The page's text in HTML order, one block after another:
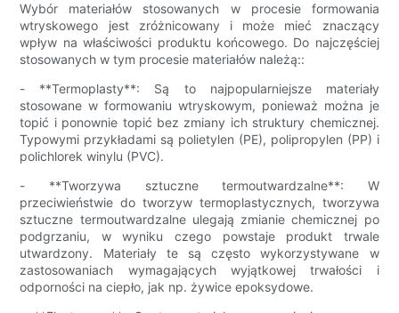
Wybór materiałów stosowanych w procesie formowania
wtryskowego jest zróżnicowany i może mieć znaczący
wpływ na właściwości produktu końcowego. Do najczęściej
stosowanych w tym procesie materiałów należą::
- **Termoplasty**: Są to najpopularniejsze materiały
stosowane w formowaniu wtryskowym, ponieważ można je
topić i ponownie topić bez zmiany ich struktury chemicznej.
Typowymi przykładami są polietylen (PE), polipropylen (PP) i
polichlorek winylu (PVC).
- **Tworzywa sztuczne termoutwardzalne**: W
przeciwieństwie do tworzyw termoplastycznych, tworzywa
sztuczne termoutwardzalne ulegają zmianie chemicznej po
podgrzaniu, w wyniku czego powstaje produkt trwale
utwardzony. Materiały te są często wykorzystywane w
zastosowaniach wymagających wyjątkowej trwałości i
odporności na ciepło, jak np. żywice epoksydowe.